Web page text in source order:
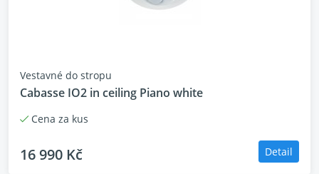
Vestavné do stropu
Cabasse IO2 in ceiling Piano white
Cena za kus
16 990 Kč Detail